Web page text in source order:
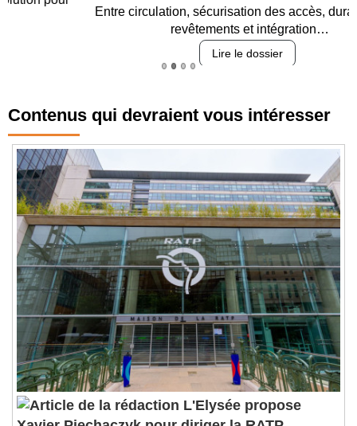
Entre circulation, sécurisation des accès, durabilité des
revêtements et intégration…
Contenus qui devraient vous intéresser
L'Elysée propose